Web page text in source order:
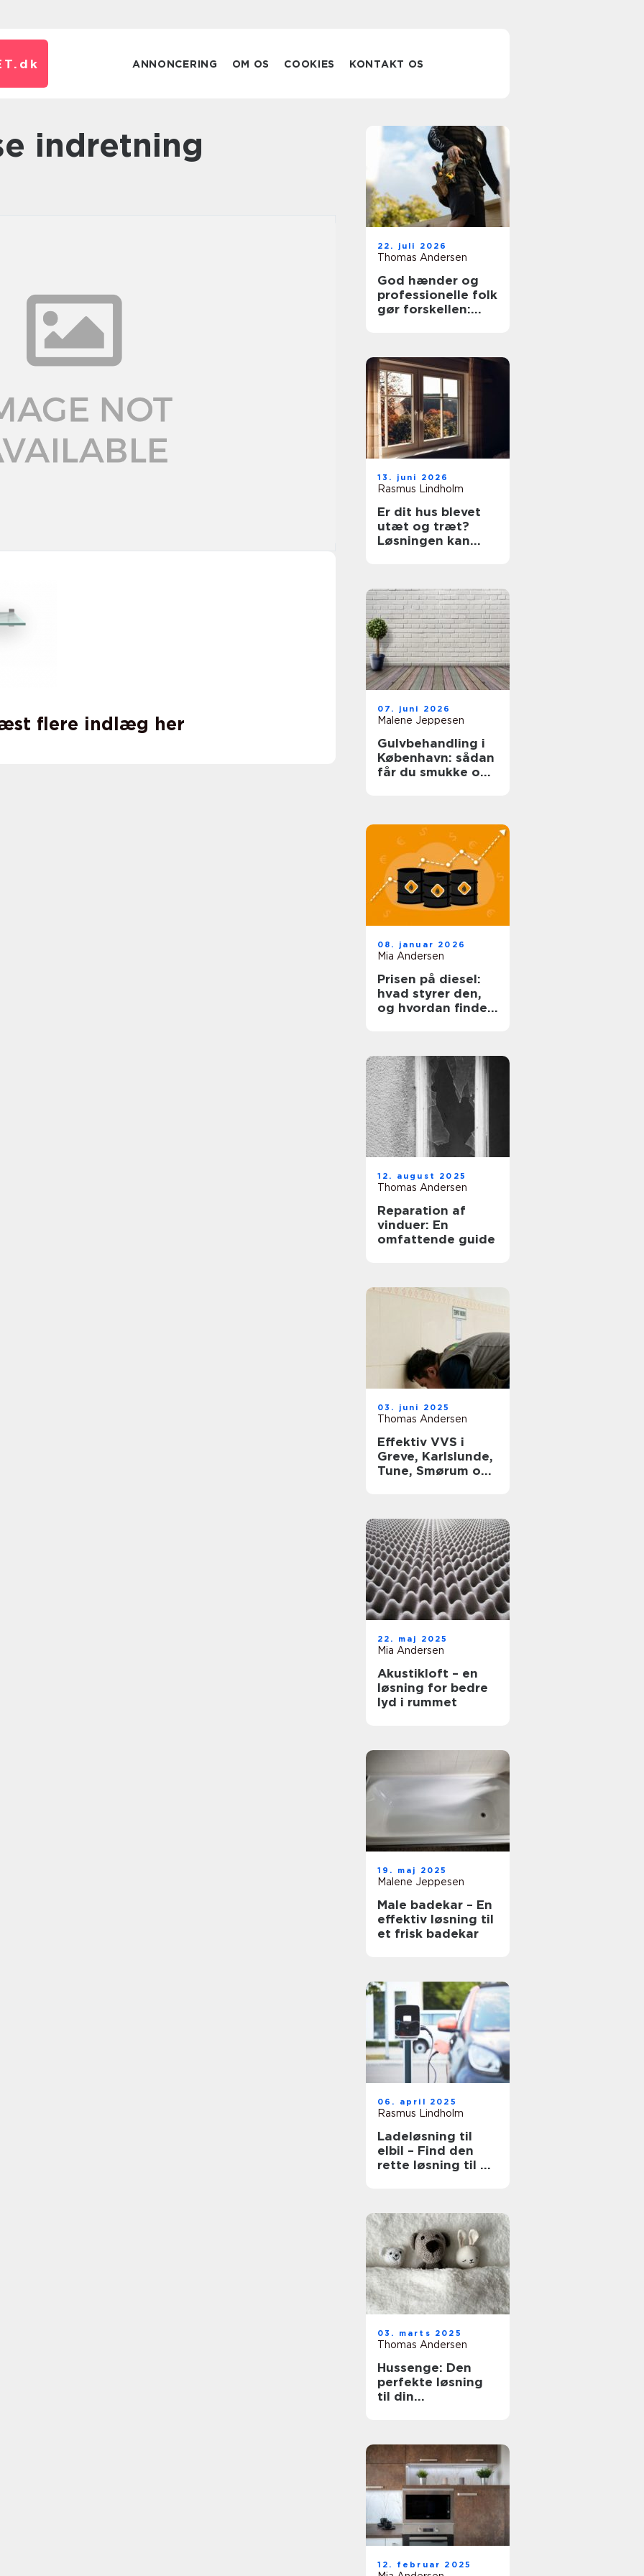
dk ANNONCERING OM OS COOKIES KONTAKT OS
indretning
flere indlæg her
22. juli 2026
Thomas Andersen
God hænder og
professionelle folk
gør forskellen:
13. juni 2026
Rasmus Lindholm
Er dit hus blevet
utæt og træt?
Løsningen kan
07. juni 2026
Malene Jeppesen
Gulvbehandling i
København: sådan
får du smukke og
08. januar 2026
Mia Andersen
Prisen på diesel:
hvad styrer den,
og hvordan finder
12. august 2025
Thomas Andersen
Reparation af
vinduer: En
omfattende guide
03. juni 2025
Thomas Andersen
Effektiv VVS i
Greve, Karlslunde,
Tune, Smørum og
22. maj 2025
Mia Andersen
Akustikloft – en
løsning for bedre
lyd i rummet
19. maj 2025
Malene Jeppesen
Male badekar – En
effektiv løsning til
et frisk badekar
06. april 2025
Rasmus Lindholm
Ladeløsning til
elbil – Find den
rette løsning til dit
03. marts 2025
Thomas Andersen
Hussenge: Den
perfekte løsning
til din
12. februar 2025